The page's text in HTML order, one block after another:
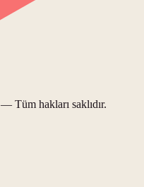
— Tüm hakları saklıdır.